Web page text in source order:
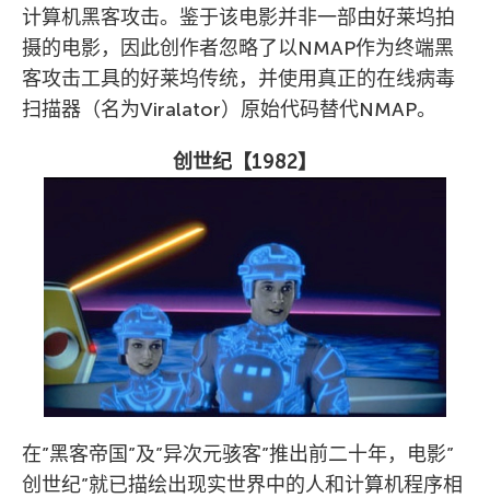
计算机黑客攻击。鉴于该电影并非一部由好莱坞拍
摄的电影，因此创作者忽略了以NMAP作为终端黑
客攻击工具的好莱坞传统，并使用真正的在线病毒
扫描器（名为Viralator）原始代码替代NMAP。
创世纪【1982】
在”黑客帝国”及”异次元骇客”推出前二十年，电影”
创世纪”就已描绘出现实世界中的人和计算机程序相